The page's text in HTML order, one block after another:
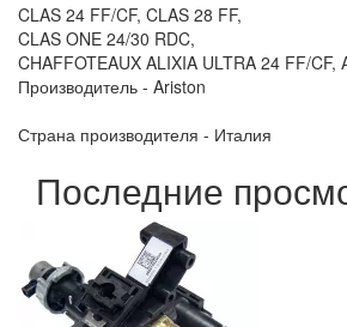
CLAS 24 FF/CF, CLAS 28 FF,
CLAS ONE 24/30 RDC,
CHAFFOTEAUX ALIXIA ULTRA 24 FF/CF,
Производитель - Ariston
Страна производителя - Италия
Последние